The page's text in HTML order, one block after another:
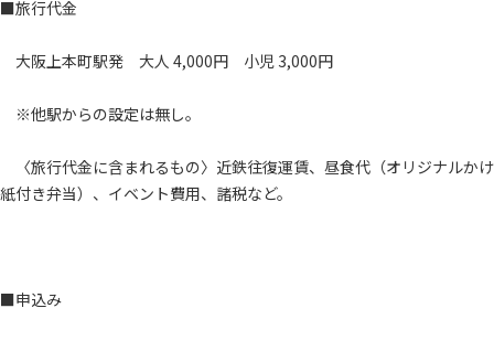
■旅行代金
大阪上本町駅発 大人 4,000円 小児 3,000円
※他駅からの設定は無し。
〈旅行代金に含まれるもの〉近鉄往復運賃、昼食代（オリジナルかけ
紙付き弁当）、イベント費用、諸税など。
■申込み